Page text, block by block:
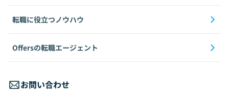
転職に役立つノウハウ
Offersの転職エージェント
お問い合わせ